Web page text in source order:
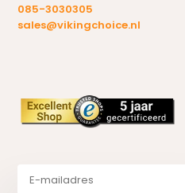
085-3030305
sales@vikingchoice.nl